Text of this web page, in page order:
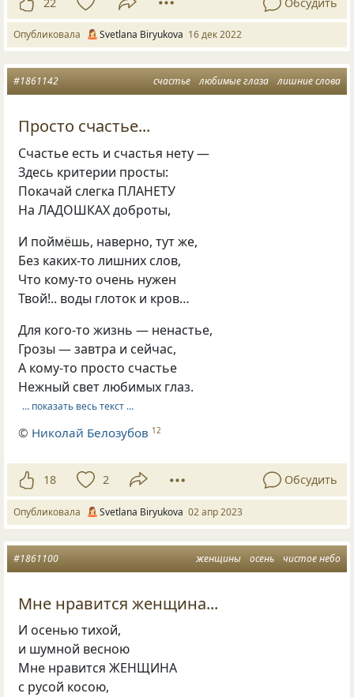
Опубликовала Svetlana Biryukova 16 дек 2022
счастье любимые глаза лишние слова
#1861142
Просто счастье...
Счастье есть и счастья нету —
Здесь критерии просты:
Покачай слегка ПЛАНЕТУ
На ЛАДОШКАХ доброты,
И поймёшь, наверно, тут же,
Без каких-то лишних слов,
Что кому-то очень нужен
Твой!.. воды глоток и кров…
Для кого-то жизнь — ненастье,
Грозы — завтра и сейчас,
А кому-то просто счастье
Нежный свет любимых глаз.
… показать весь текст …
© Николай Белозубов 12
18 2 Обсудить
Опубликовала Svetlana Biryukova 02 апр 2023
женщины осень чистое небо
#1861100
Мне нравится женщина...
И осенью тихой,
и шумной весною
Мне нравится ЖЕНЩИНА
с русой косою,